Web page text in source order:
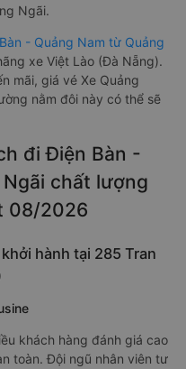
Ngãi.
- Quảng Nam từ Quảng
xe Việt Lào (Đà Nẵng).
mãi, giá vé Xe Quảng
nằm đôi này có thể sẽ
đi Điện Bàn -
chất lượng
08/2026
hành tại 285 Tran
khách hàng đánh giá cao
toàn. Đội ngũ nhân viên tư